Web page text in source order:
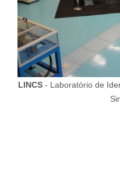
LINCS - Laboratório de